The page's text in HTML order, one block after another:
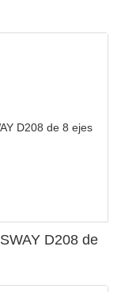
D208 de